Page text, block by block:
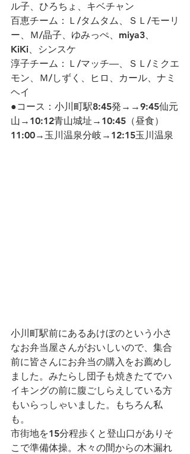
ル子、ひろちょ、キベチャン
百恵チーム：Ｌ/タムタム、ＳＬ/モーリ
ー、Ｍ/晶子、ゆみっぺ、miya3、
KiKi、シンスケ
淳子チーム：Ｌ/マッチ―、ＳＬ/ミクエ
モン、Ｍ/しずく、ヒロ、カール、ナミ
ヘイ
●コース：小川町駅8:45発→→9:45仙元
山→10:12青山城址→10:45（昼食）
11:00→玉川温泉分岐→12:15玉川温泉
小川町駅前にあるあけぼのという小さ
なお弁当屋さんがおいしいので、集合
前に皆さんにお弁当の購入をお薦めし
ました。みたらし団子も焼きたてでハ
イキングの前に腹ごしらえしている方
もいらっしゃいました。もちろん私
も。
市街地を15分程歩くと登山口がありそ
こで準備体操。木々の間からの木漏れ